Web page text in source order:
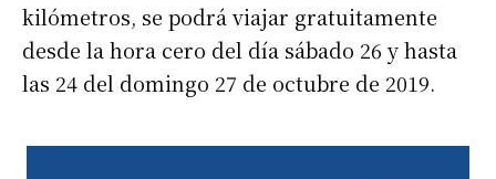
kilómetros, se podrá viajar gratuitamente
desde la hora cero del día sábado 26 y hasta
las 24 del domingo 27 de octubre de 2019.